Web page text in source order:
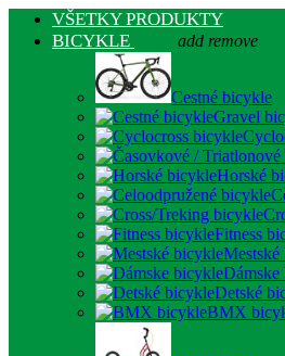
VŠETKY PRODUKTY
BICYKLE
add remove
Cestné bicykle
Gravel
Horské
Fitness
Detské
BMX